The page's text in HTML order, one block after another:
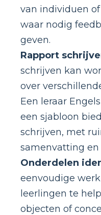
van individuen
waar nodig
geven.
Rapport
schrijven kan
over
Een leraar
een sjabloon
schrijven, met
samenvatting en
Onderdelen
eenvoudige
leerlingen te
objecten of